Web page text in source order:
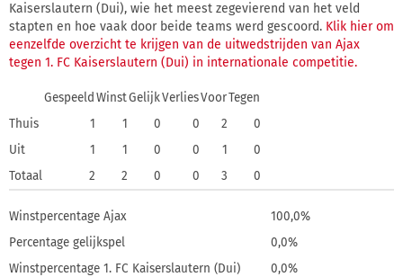
Kaiserslautern (Dui), wie het meest zegevierend van het veld
stapten en hoe vaak door beide teams werd gescoord. Klik hier om
eenzelfde overzicht te krijgen van de uitwedstrijden van Ajax
tegen 1. FC Kaiserslautern (Dui) in internationale competitie.
Gespeeld WinstGelijkVerliesVoorTegen
Thuis
1 1 0 0 2
0
Uit
1 1 0 0 1
0
Totaal
2 2 0 0 3 0
Winstpercentage Ajax
100,0%
Percentage gelijkspel
0,0%
Winstpercentage 1. FC Kaiserslautern (Dui)
0,0%